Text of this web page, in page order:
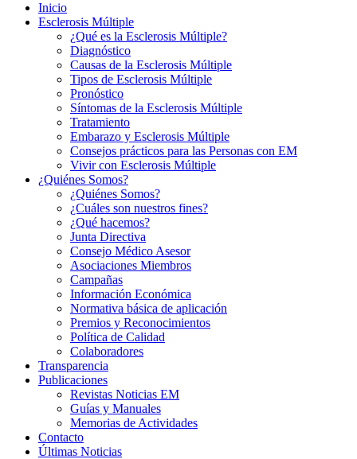
Inicio
Esclerosis Múltiple
¿Qué es la Esclerosis Múltiple?
Diagnóstico
Causas de la Esclerosis Múltiple
Tipos de Esclerosis Múltiple
Pronóstico
Síntomas de la Esclerosis Múltiple
Tratamiento
Embarazo y Esclerosis Múltiple
Consejos prácticos para las Personas con EM
Vivir con Esclerosis Múltiple
¿Quiénes Somos?
¿Quiénes Somos?
¿Cuáles son nuestros fines?
¿Qué hacemos?
Junta Directiva
Consejo Médico Asesor
Asociaciones Miembros
Campañas
Información Económica
Normativa básica de aplicación
Premios y Reconocimientos
Política de Calidad
Colaboradores
Transparencia
Publicaciones
Revistas Noticias EM
Guías y Manuales
Memorias de Actividades
Contacto
Últimas Noticias